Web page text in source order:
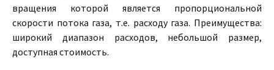
вращения которой является пропорциональной
скорости потока газа, т.е. расходу газа. Преимущества:
широкий диапазон расходов, небольшой размер,
доступная стоимость.